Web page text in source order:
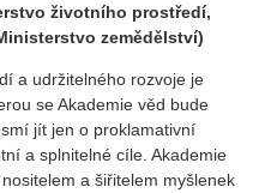
životního prostředí,
zemědělství)
a udržitelného rozvoje je
se Akademie věd bude
jít jen o proklamativní
a splnitelné cíle. Akademie
a šiřitelem myšlenek